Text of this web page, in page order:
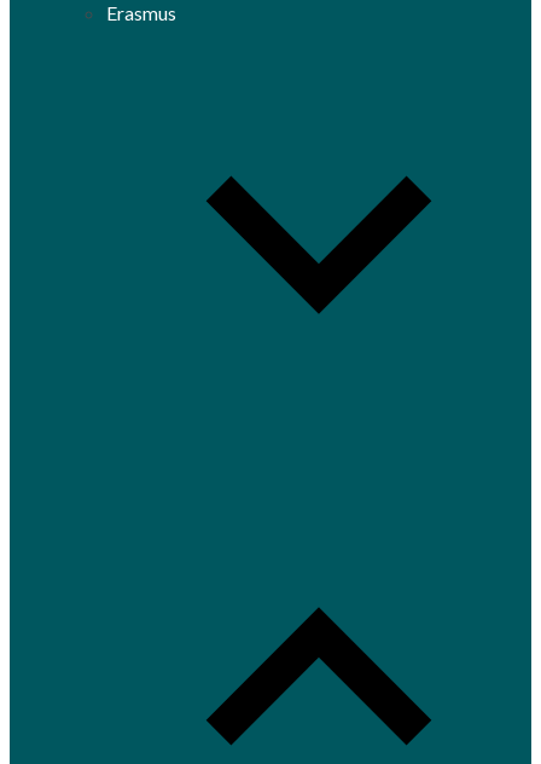
Erasmus